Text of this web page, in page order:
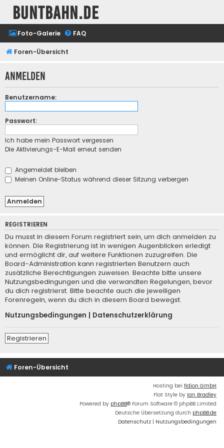
buntbahn.de
Foto-Galerie FAQ
Foren-Übersicht
Anmelden
Benutzername:
Passwort:
Ich habe mein Passwort vergessen
Die Aktivierungs-E-Mail erneut senden
Angemeldet bleiben
Meinen Online-Status während dieser Sitzung verbergen
REGISTRIEREN
Du musst in diesem Forum registriert sein, um dich anmelden zu
können. Die Registrierung ist in wenigen Augenblicken erledigt
und ermöglicht dir, auf weitere Funktionen zuzugreifen. Die
Board-Administration kann registrierten Benutzern auch
zusätzliche Berechtigungen zuweisen. Beachte bitte unsere
Nutzungsbedingungen und die verwandten Regelungen, bevor
du dich registrierst. Bitte beachte auch die jeweiligen
Forenregeln, wenn du dich in diesem Board bewegst.
Nutzungsbedingungen
Datenschutzerklärung
Registrieren
Foren-Übersicht
Hosting bei fidion GmbH
Flat Style by Ian Bradley
Powered by phpBB® Forum Software © phpBB Limited
Deutsche Übersetzung durch phpBB.de
Datenschutz | Nutzungsbedingungen